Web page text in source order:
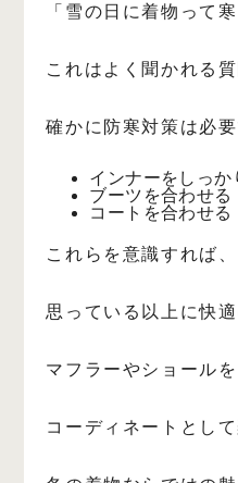
「雪の日に着物って
これはよく聞かれる質
確かに防寒対策は必要
インナーをしっか
ブーツを合わせる
コートを合わせる
これらを意識すれば、
思っている以上に快
マフラーやショールを
コーディネートとし